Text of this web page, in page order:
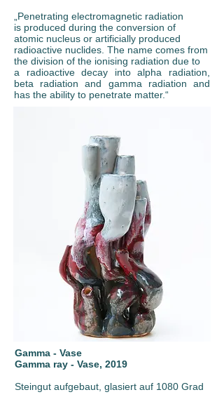
„Penetrating electromagnetic radiation
is produced during the conversion of
atomic nucleus or artificially produced
radioactive nuclides. The name comes from
the division of the ionising radiation due to
a radioactive decay into alpha radiation,
beta radiation and gamma radiation and
has the ability to penetrate matter.“
Gamma - Vase
Gamma ray - Vase, 2019
Steingut aufgebaut, glasiert auf 1080 Grad